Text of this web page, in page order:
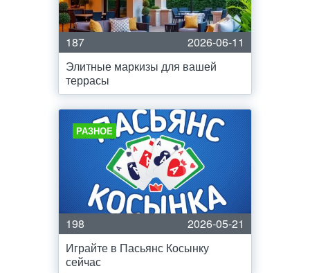
187
2026-06-11
Элитные маркизы для вашей
террасы
РАЗНОЕ
198
2026-05-21
Играйте в Пасьянс Косынку
сейчас